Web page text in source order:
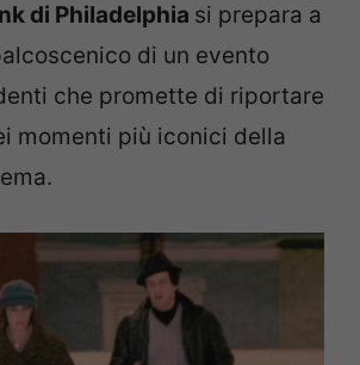
di Philadelphia si prepara a
di un evento
che promette di riportare
momenti più iconici della